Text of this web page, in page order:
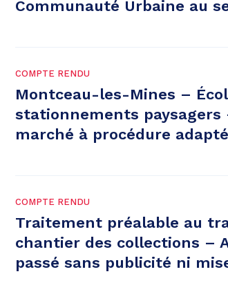
Communauté Urbaine au
COMPTE RENDU
Montceau-les-Mines –
stationnements paysagers
marché à procédure
COMPTE RENDU
Traitement préalable au
chantier des collections –
passé sans publicité ni